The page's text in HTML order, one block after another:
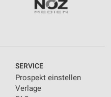
SERVICE
Prospekt einstellen
Verlage